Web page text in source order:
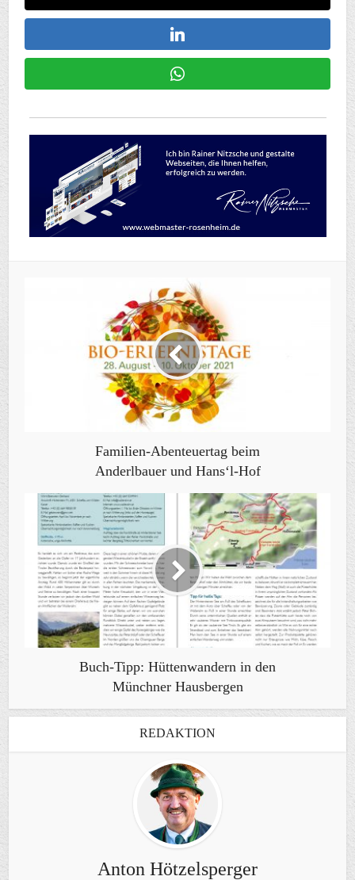
Familien-Abenteuertag beim
Anderlbauer und Hans‘l-Hof
Buch-Tipp: Hüttenwandern in den
Münchner Hausbergen
REDAKTION
Anton Hötzelsperger